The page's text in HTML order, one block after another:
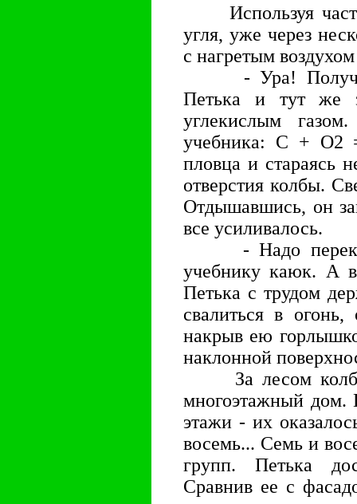
Используя часть
угля, уже через
с нагретым
- Ура!
Петька и тут же
углекислым
учебника: С + О2
пловца и стараясь
отверстия колбы.
Отдышавшись, он
все усиливалось.
- Надо
учебнику каюк. А
Петька с трудом
свалиться в
накрыв ею
наклонной
За лесом колб,
многоэтажный дом.
этажи - их
восемь... Семь и
групп. Петька
Сравнив ее с